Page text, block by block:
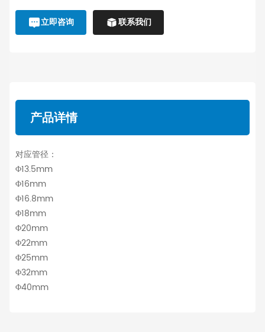
立即咨询 联系我们
产品详情
对应管径：
Φ13.5mm
Φ16mm
Φ16.8mm
Φ18mm
Φ20mm
Φ22mm
Φ25mm
Φ32mm
Φ40mm